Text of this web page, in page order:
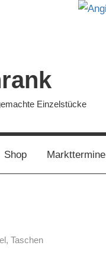
Einzelstücke
Shop Markttermine
, Taschen